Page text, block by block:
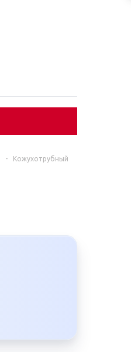
-
Кожухотрубный